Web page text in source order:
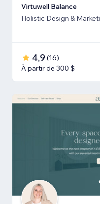
Virtuwell Balance
Holistic Design &
4,9 (16)
À partir de 300 $